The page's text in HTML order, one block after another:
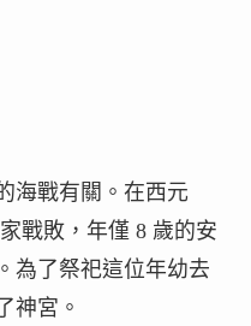
海戰有關。在西元
戰敗，年僅 8 歲的安
為了祭祀這位年幼去
神宮。